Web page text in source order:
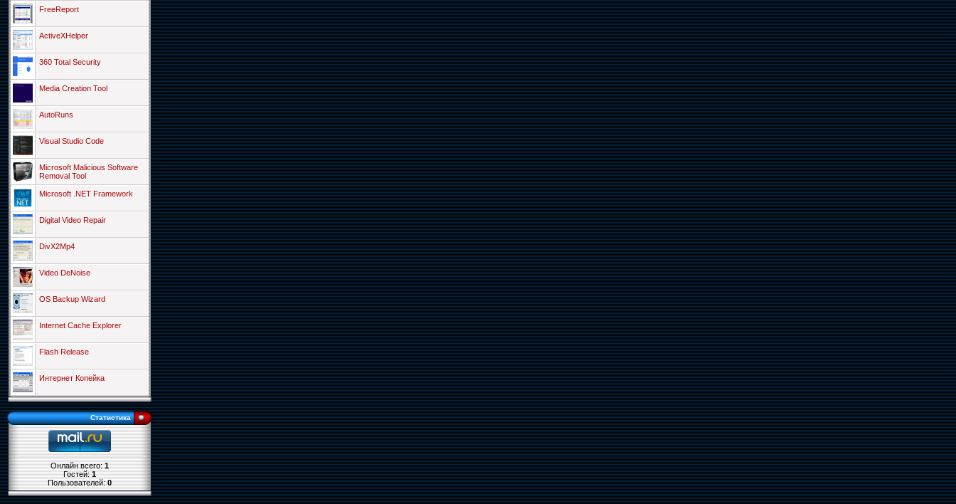
FreeReport
ActiveXHelper
360 Total Security
Media Creation Tool
AutoRuns
Visual Studio Code
Microsoft Malicious Software
Removal Tool
Microsoft .NET Framework
Digital Video Repair
DivX2Mp4
Video DeNoise
OS Backup Wizard
Internet Cache Explorer
Flash Release
Интернет Копейка
Статистика
Онлайн всего:1
Гостей:1
Пользователей:0